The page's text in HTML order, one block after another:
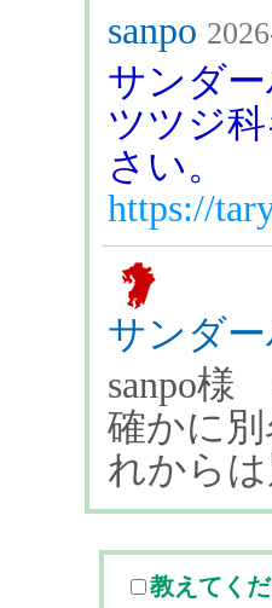
sanpo
サンダ
ツツジ
さい。
https://
サンダー
sanpo様
確かに
れから
教えてく